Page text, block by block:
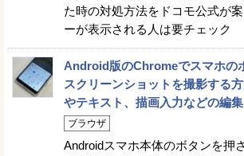
た時の対処方法をドコモ公式が
ーが表示される人は要チェック
Android版のChromeでスマホの
スクリーンショットを撮影する
やテキスト、描画入力などの編
ブラウザ
Androidスマホ本体のボタンを押